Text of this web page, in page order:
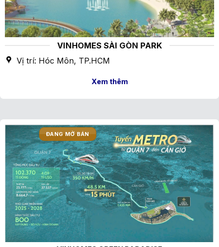
VINHOMES SÀI GÒN PARK
Vị trí: Hóc Môn, TP.HCM
Xem thêm
ĐANG MỞ BÁN